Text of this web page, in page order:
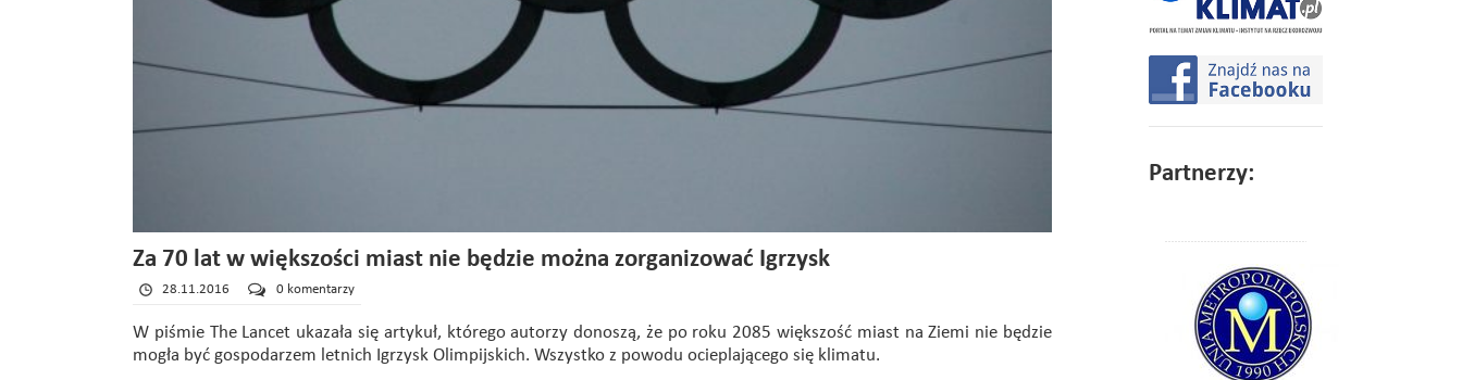
Za 70 lat w większości miast nie będzie można zorganizować Igrzysk
28.11.2016 0 komentarzy
W piśmie The Lancet ukazała się artykuł, którego autorzy donoszą, że po roku 2085 większość miast na Ziemi nie będzie
mogła być gospodarzem letnich Igrzysk Olimpijskich. Wszystko z powodu ocieplającego się klimatu.
Partnerzy: